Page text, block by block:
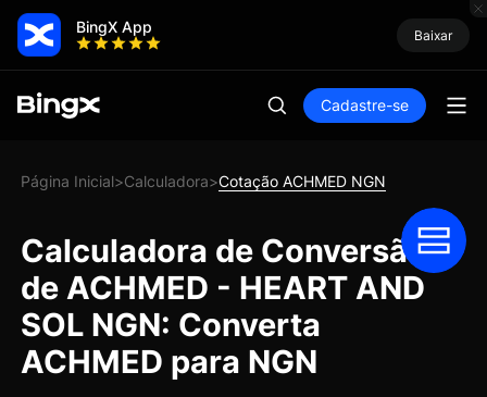
BingX App Baixar
Cadastre-se
Página Inicial>Calculadora>Cotação ACHMED NGN
Calculadora de Conversão
de ACHMED - HEART AND
SOL NGN: Converta
ACHMED para NGN